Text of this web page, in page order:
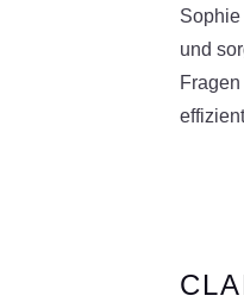
Sophie
und